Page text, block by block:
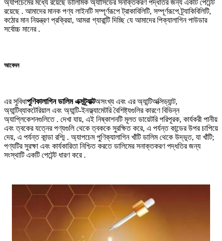
অ্যাপচেমের মধ্যে রয়েছে ডালিমিক অ্যাসিডের সনাক্তকরণ পদ্ধতির জন্য একটি পেটেন্ট
রয়েছে . আমাদের মানক পণ্য লাইনটি সম্পূর্ণরূপে ট্রাকাবিলিটি, সম্পূর্ণরূপে ট্র্যাকিবিলিটি,
কঠোর মান নিয়ন্ত্রণ প্রক্রিয়া, আমরা গ্যারান্টি দিচ্ছি যে আমাদের পিক্যালাগিন পাউডার
সর্বোচ্চ মানের .
আবেদন
এর সুবিধাপুণিকালাগিন ডালিম এক্সট্র্যাক্টঅসংখ্য এবং এর অ্যান্টিঅক্সিড্যান্ট,
অ্যান্টিব্যাকটেরিয়াল এবং অ্যান্টি-ইনফ্ল্যামেটরি বৈশিষ্ট্যগুলির কারণে বিভিন্ন
অ্যাপ্লিকেশনগুলিতে . দেখা যায়, এই নিষ্কাশনটি মূলত ডায়েটরি পরিপূরক, কার্যকরী পানীয়
এবং ত্বকের যত্নের পণ্যগুলি থেকে ত্বককে সুরক্ষিত করে, এ পর্যন্ত কান্ডের উপর চাপিয়ে
দেয়, এ পর্যন্ত কান্ডা রশ্মি . অ্যাপচেম পুণিক্যালাগিন খাঁটি ডালিম থেকে উদ্ভূত, যা খাঁটি;
পণ্যটির সুরক্ষা এবং কার্যকারিতা নিশ্চিত করতে ডালিমের সনাক্তকরণ পদ্ধতির জন্য
সংস্থাটি একটি পেটেন্ট ধারণ করে .